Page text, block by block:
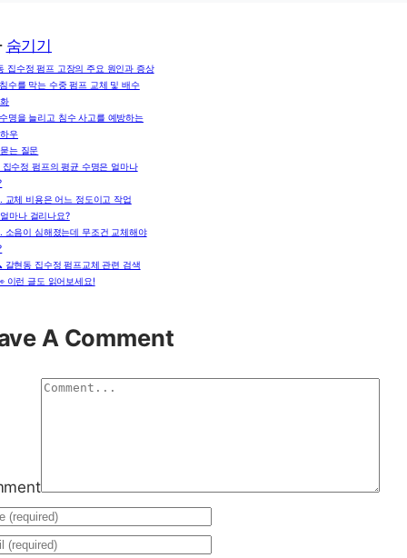
숨기기
집수정 펌프 고장의 주요 원인과 증상
수를 막는 수중 펌프 교체 및 배수
명을 늘리고 침수 사고를 예방하는
우
는 질문
집수정 펌프의 평균 수명은 얼마나
교체 비용은 어느 정도이고 작업
마나 걸리나요?
소음이 심해졌는데 무조건 교체해야
갈현동 집수정 펌프교체 관련 검색
이런 글도 읽어보세요!
A Comment